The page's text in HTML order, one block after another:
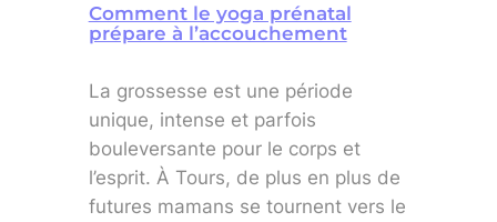
Comment le yoga prénatal
prépare à l’accouchement
La grossesse est une période
unique, intense et parfois
bouleversante pour le corps et
l’esprit. À Tours, de plus en plus de
futures mamans se tournent vers le